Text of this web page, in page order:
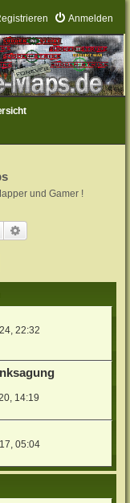
Anmelden
und Gamer !
Suche
22:32
14:19
05:04